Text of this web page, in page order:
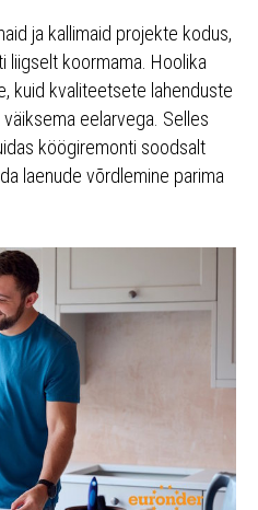
ja kallimaid projekte kodus,
liigselt koormama. Hoolika
kuid kvaliteetsete lahenduste
eelarvega. Selles
köögiremonti soodsalt
laenude võrdlemine parima